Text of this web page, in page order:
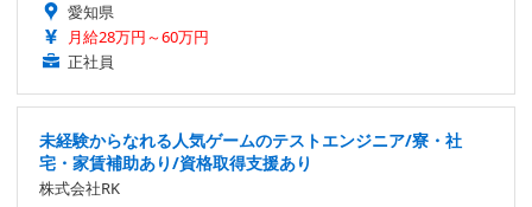
愛知県
月給28万円～60万円
正社員
未経験からなれる人気ゲームのテストエンジニア/寮・社
宅・家賃補助あり/資格取得支援あり
株式会社RK